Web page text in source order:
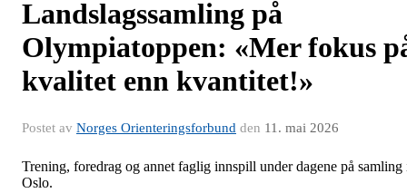
Landslagssamling på
Olympiatoppen: «Mer fokus
kvalitet enn kvantitet!»
Postet av Norges Orienteringsforbund den 11. mai 2026
Trening, foredrag og annet faglig innspill under dagene på samling
Oslo.